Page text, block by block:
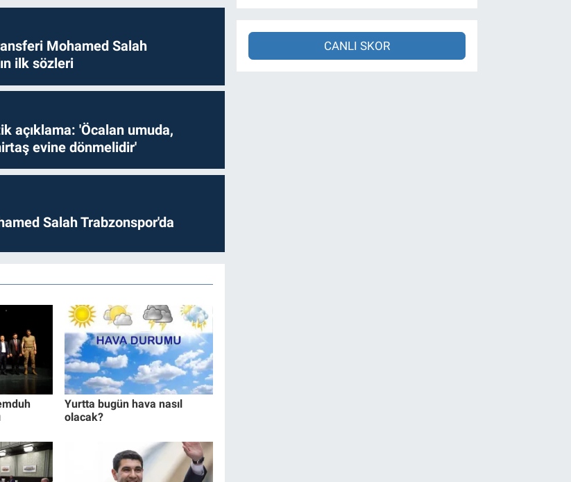
Mohamed Salah
ilk sözleri
açıklama: 'Öcalan umuda,
evine dönmelidir'
Salah Trabzonspor'da
Yurtta bugün hava nasıl
olacak?
CANLI SKOR